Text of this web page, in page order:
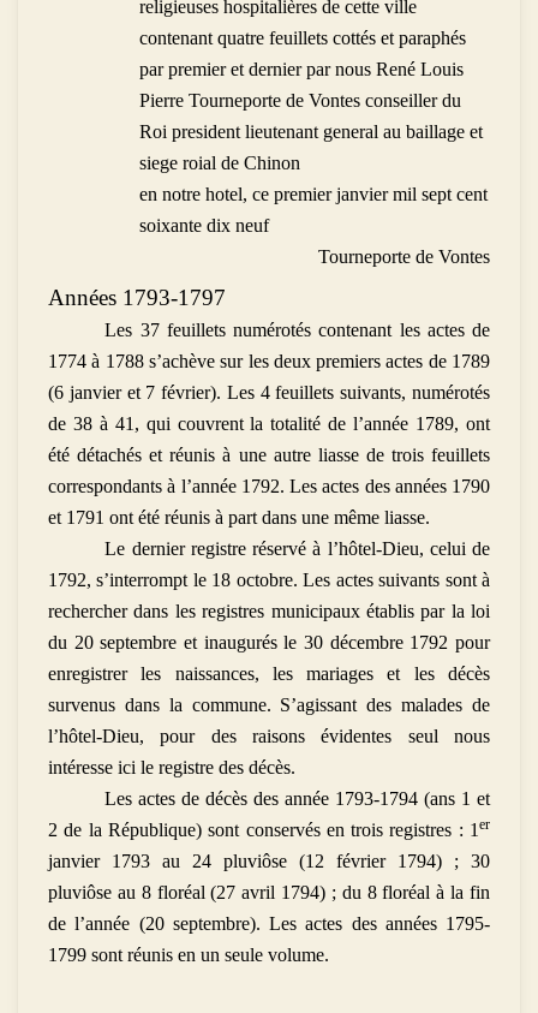
religieuses hospitalières de cette ville
contenant quatre feuillets cottés et paraphés
par premier et dernier par nous René Louis
Pierre Tourneporte de Vontes conseiller du
Roi president lieutenant general au baillage et
siege roial de Chinon
en notre hotel, ce premier janvier mil sept cent
soixante dix neuf
Tourneporte de Vontes
Années 1793-1797
Les 37 feuillets numérotés contenant les actes de
1774 à 1788 s’achève sur les deux premiers actes de 1789
(6 janvier et 7 février). Les 4 feuillets suivants, numérotés
de 38 à 41, qui couvrent la totalité de l’année 1789, ont
été détachés et réunis à une autre liasse de trois feuillets
correspondants à l’année 1792. Les actes des années 1790
et 1791 ont été réunis à part dans une même liasse.
Le dernier registre réservé à l’hôtel-Dieu, celui de
1792, s’interrompt le 18 octobre. Les actes suivants sont à
rechercher dans les registres municipaux établis par la loi
du 20 septembre et inaugurés le 30 décembre 1792 pour
enregistrer les naissances, les mariages et les décès
survenus dans la commune. S’agissant des malades de
l’hôtel-Dieu, pour des raisons évidentes seul nous
intéresse ici le registre des décès.
Les actes de décès des année 1793-1794 (ans 1 et
2 de la République) sont conservés en trois registres : 1 er
janvier 1793 au 24 pluviôse (12 février 1794) ; 30
pluviôse au 8 floréal (27 avril 1794) ; du 8 floréal à la fin
de l’année (20 septembre). Les actes des années 1795-
1799 sont réunis en un seule volume.